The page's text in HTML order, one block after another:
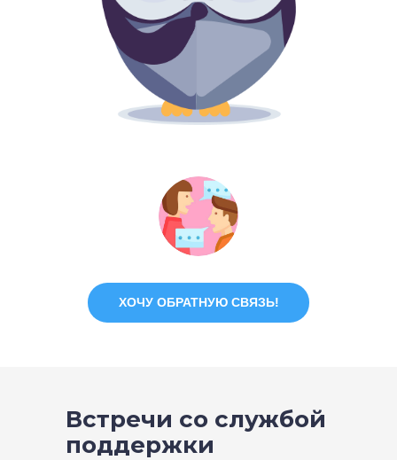
ХОЧУ ОБРАТНУЮ СВЯЗЬ!
Встречи со службой
поддержки